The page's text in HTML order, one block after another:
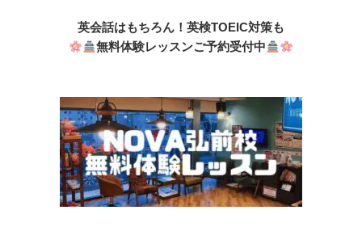
英会話はもちろん！英検TOEIC対策も
無料体験レッスンご予約受付中